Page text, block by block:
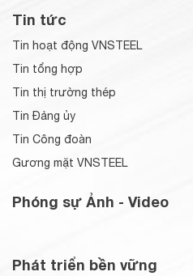
Tin tức
Tin hoạt động VNSTEEL
Tin tổng hợp
Tin thị trường thép
Tin Đảng ủy
Tin Công đoàn
Gương mặt VNSTEEL
Phóng sự Ảnh - Video
Phát triển bền vững